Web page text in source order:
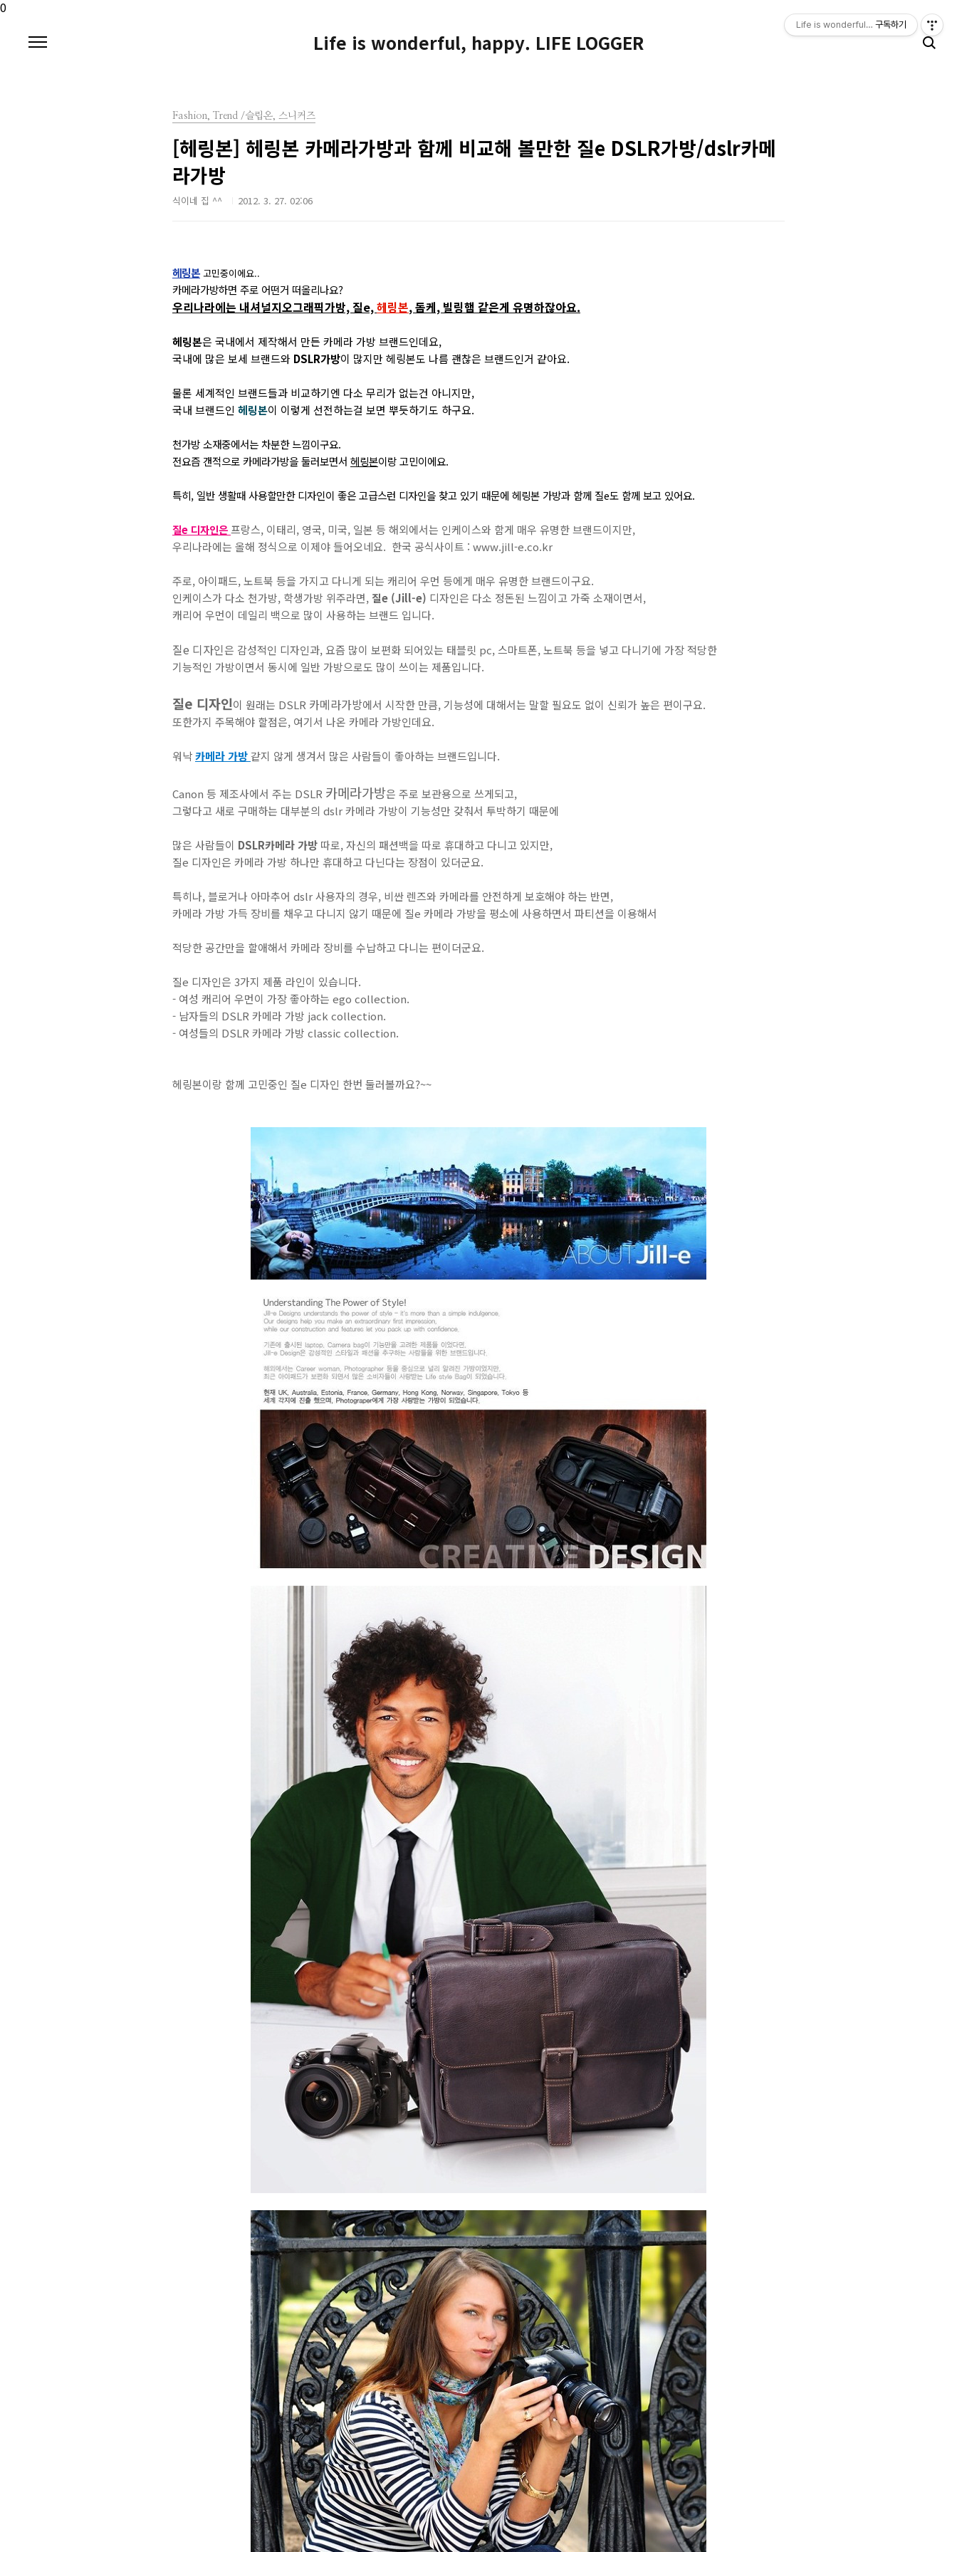
0
본문 바로가기
Life is wonderful, happy. LIFE LOGGER
Fashion, Trend /슬립온, 스니커즈
[헤링본] 헤링본 카메라가방과 함께 비교해 볼만한 질e DSLR가방/dslr카메
라가방
식이네 집 ^^ 2012. 3. 27. 02:06
헤링본고민중이에요..
카메라가방하면 주로 어떤거 떠올리나요?
우리나라에는 내셔널지오그래픽가방, 질e,헤링본, 돔케, 빌링햄 같은게 유명하잖아요.
헤링본은 국내에서 제작해서 만든 카메라 가방 브랜드인데요,
국내에 많은 보세 브랜드와 DSLR가방이 많지만 헤링본도 나름 괜찮은 브랜드인거 같아요.
물론 세계적인 브랜드들과 비교하기엔 다소 무리가 없는건 아니지만,
국내 브랜드인 헤링본이 이렇게 선전하는걸 보면 뿌듯하기도 하구요.
천가방 소재중에서는 차분한 느낌이구요.
전요즘 갠적으로 카메라가방을 둘러보면서 헤링본이랑 고민이에요.
특히, 일반 생활때 사용할만한 디자인이 좋은 고급스런 디자인을 찾고 있기 때문에 헤링본 가방과 함께 질e도 함께 보고 있어요.
질e 디자인은프랑스, 이태리, 영국, 미국, 일본 등 해외에서는 인케이스와 함게 매우 유명한 브랜드이지만,
우리나라에는 올해 정식으로 이제야 들어오네요. 한국 공식사이트 : www.jill-e.co.kr
주로, 아이패드, 노트북 등을 가지고 다니게 되는 캐리어 우먼 등에게 매우 유명한 브랜드이구요.
인케이스가 다소 천가방, 학생가방 위주라면, 질e (Jill-e) 디자인은 다소 정돈된 느낌이고 가죽 소재이면서,
캐리어 우먼이 데일리 백으로 많이 사용하는 브랜드 입니다.
질e 디자인은 감성적인 디자인과, 요즘 많이 보편화 되어있는 태블릿 pc, 스마트폰, 노트북 등을 넣고 다니기에 가장 적당한
기능적인 가방이면서 동시에 일반 가방으로도 많이 쓰이는 제품입니다.
질e 디자인이 원래는 DSLR 카메라가방에서 시작한 만큼, 기능성에 대해서는 말할 필요도 없이 신뢰가 높은 편이구요.
또한가지 주목해야 할점은, 여기서 나온 카메라 가방인데요.
워낙카메라 가방 같지 않게 생겨서 많은 사람들이 좋아하는 브랜드입니다.
Canon 등 제조사에서 주는 DSLR 카메라가방은 주로 보관용으로 쓰게되고,
그렇다고 새로 구매하는 대부분의 dslr 카메라 가방이 기능성만 갖춰서 투박하기 때문에
많은 사람들이 DSLR카메라 가방 따로, 자신의 패션백을 따로 휴대하고 다니고 있지만,
질e 디자인은 카메라 가방 하나만 휴대하고 다닌다는 장점이 있더군요.
특히나, 블로거나 아마추어 dslr 사용자의 경우, 비싼 렌즈와 카메라를 안전하게 보호해야 하는 반면,
카메라 가방 가득 장비를 채우고 다니지 않기 때문에 질e 카메라 가방을 평소에 사용하면서 파티션을 이용해서
적당한 공간만을 할애해서 카메라 장비를 수납하고 다니는 편이더군요.
질e 디자인은 3가지 제품 라인이 있습니다.
- 여성 캐리어 우먼이 가장 좋아하는 ego collection.
- 남자들의 DSLR 카메라 가방 jack collection.
- 여성들의 DSLR 카메라 가방 classic collection.
헤링본이랑 함께 고민중인 질e 디자인 한번 둘러볼까요?~~
Life is wonderful, happy. LIFE LOGGER
구독하기